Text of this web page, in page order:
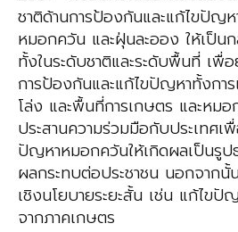
ชาติด้านการป้องกันและแก้ไขปัญห
หมอกควัน และฝุ่นละออง ให้เป็นก
ทั้งในระดับชาติและระดับพื้นที่ เพื่อ
การป้องกันและแก้ไขปัญหาทั้งกา
โล่ง และพื้นที่การเกษตร และหม
ประสานความร่วมมือกับประเทศเ
ปัญหาหมอกควันให้เกิดผลเป็นรูป
ผลกระทบต่อประชาชน นอกจากนั้
เชิงนโยบายระยะสั้น เช่น แก้ไขปั
จากภาคเกษตร